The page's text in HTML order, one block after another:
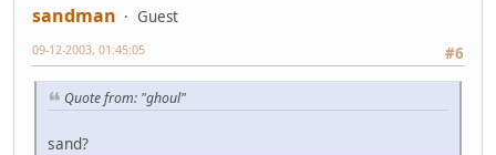
sandman
Guest
#6
09-12-2003, 01:45:05
Quote from: "ghoul"
sand?